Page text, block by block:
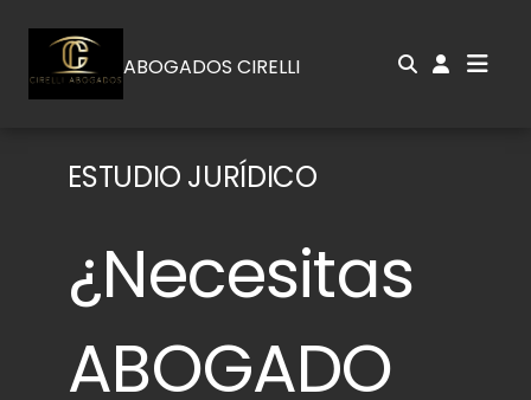
ABOGADOS CIRELLI
ESTUDIO JURÍDICO
¿Necesitas
ABOGADO